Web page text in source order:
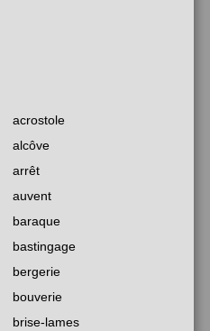
acrostole
alcôve
arrêt
auvent
baraque
bastingage
bergerie
bouverie
brise-lames